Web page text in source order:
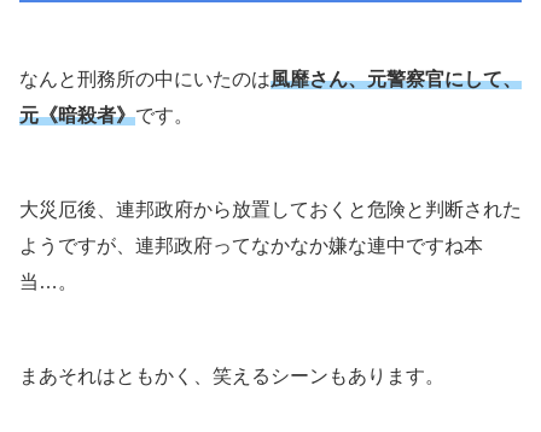
なんと刑務所の中にいたのは風靡さん、元警察官にして、
元《暗殺者》です。
大災厄後、連邦政府から放置しておくと危険と判断された
ようですが、連邦政府ってなかなか嫌な連中ですね本
当…。
まあそれはともかく、笑えるシーンもあります。